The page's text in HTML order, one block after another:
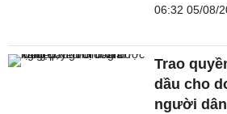
06:32 05/08/
Trao
dầu cho
người